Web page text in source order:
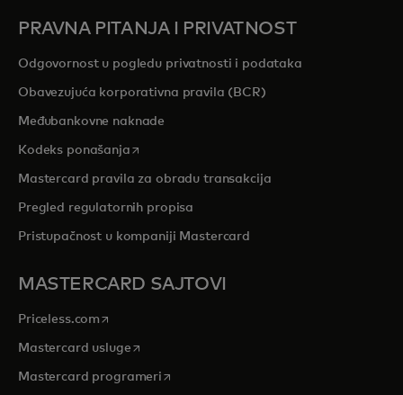
PRAVNA PITANJA I PRIVATNOST
Odgovornost u pogledu privatnosti i podataka
Obavezujuća korporativna pravila (BCR)
Međubankovne naknade
Kodeks ponašanjaopens in a new tab
Mastercard pravila za obradu transakcija
Pregled regulatornih propisa
Pristupačnost u kompaniji Mastercard
MASTERCARD SAJTOVI
Priceless.com opens in a new tab
Mastercard uslugeopens in a new tab
Mastercard programeri opens in a new tab